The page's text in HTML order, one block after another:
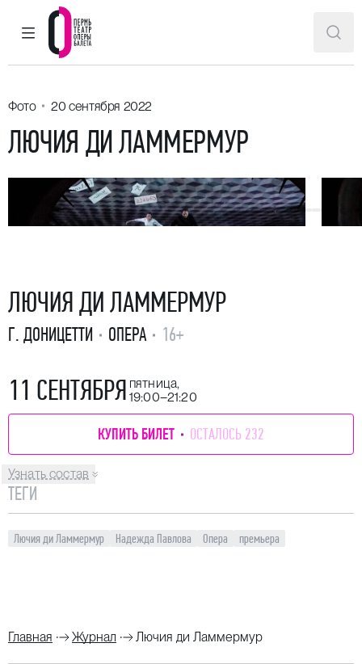
ГЛАВНОЕ МЕНЮ
Пермский театр оперы и балета
Фото 20 сентября 2022
ЛЮЧИЯ ДИ ЛАММЕРМУР
ЛЮЧИЯ ДИ ЛАММЕРМУР
Г. ДОНИЦЕТТИ ОПЕРА 16+
11 СЕНТЯБРЯ
Узнать состав
пятница,
19:00–21:20
КУПИТЬ БИЛЕТ ОСТАЛОСЬ 232
ТЕГИ
Лючия ди Ламмермур Надежда Павлова Опера премьера
Главная Журнал Лючия ди Ламмермур